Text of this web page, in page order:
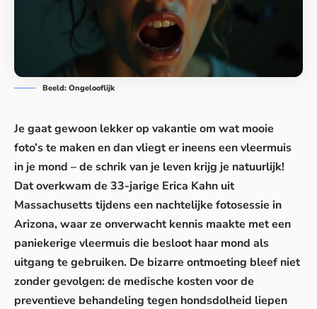
Beeld: Ongelooflijk
Je gaat gewoon lekker op vakantie om wat mooie
foto’s te maken en dan vliegt er ineens een vleermuis
in je mond – de schrik van je leven krijg je natuurlijk!
Dat overkwam de 33-jarige Erica Kahn uit
Massachusetts tijdens een nachtelijke fotosessie in
Arizona, waar ze onverwacht kennis maakte met een
paniekerige vleermuis die besloot haar mond als
uitgang te gebruiken. De bizarre ontmoeting bleef niet
zonder gevolgen: de medische kosten voor de
preventieve behandeling tegen hondsdolheid liepen